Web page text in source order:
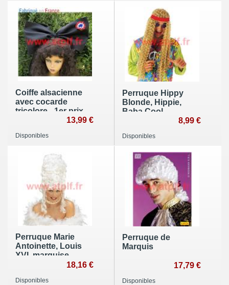
Coiffe alsacienne
avec cocarde
tricolore - 1er prix
13,99 €
Disponibles
Perruque Hippy
Blonde, Hippie,
Baba Cool,
8,99 €
Disponibles
Perruque Marie
Antoinette, Louis
XVI, marquise
18,16 €
Disponibles
Perruque de
Marquis
17,79 €
Disponibles